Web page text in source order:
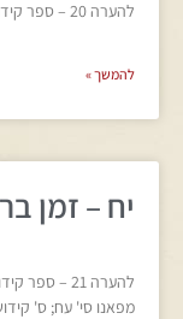
להערה 20 – ספר קידוש לבנה ב, ג, ובהערות שם.
להמשך »
יח – זמן
להערה 21
מפאנו סי' עח; ס'